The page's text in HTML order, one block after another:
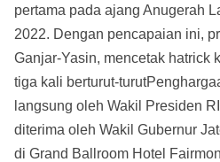
pertama pada ajang Anugerah
2022. Dengan pencapaian ini,
Ganjar-Yasin, mencetak hatrick
tiga kali berturut-
langsung oleh Wakil Presiden
diterima oleh Wakil Gubernur
di Grand Ballroom Hotel